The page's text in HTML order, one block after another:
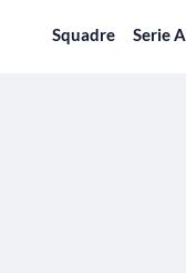
Squadre Serie A